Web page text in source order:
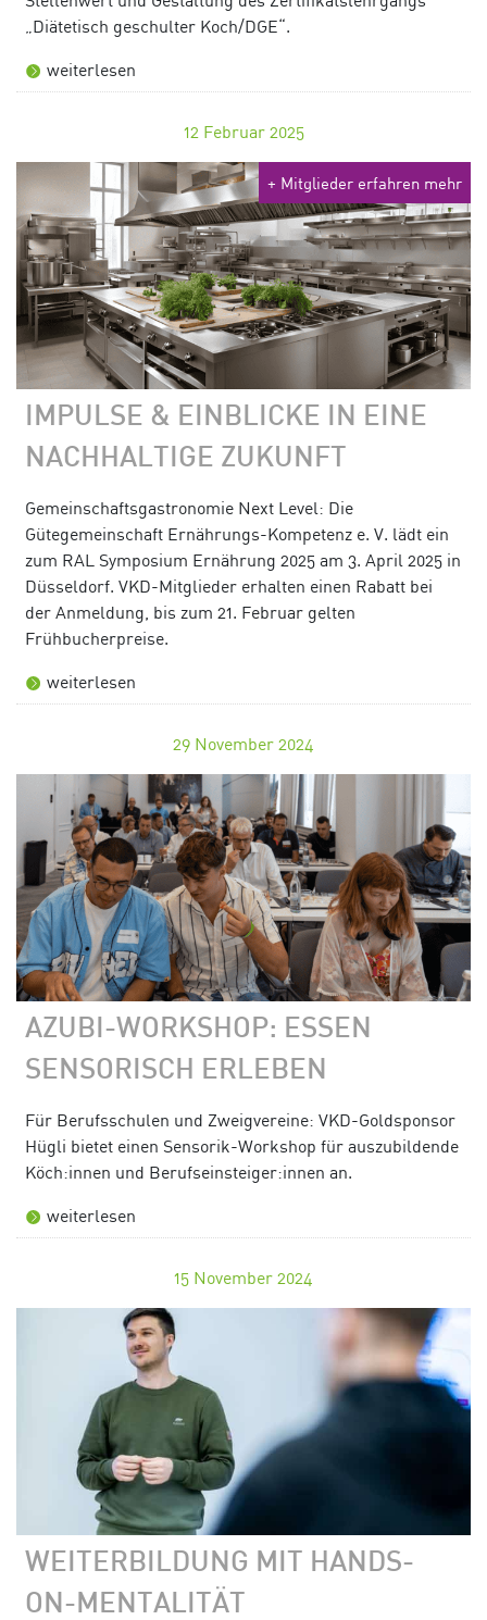
„Diätetisch geschulter Koch/DGE“.
weiterlesen
12 Februar 2025
+ Mitglieder erfahren mehr
IMPULSE & EINBLICKE IN EINE
NACHHALTIGE ZUKUNFT
Gemeinschaftsgastronomie Next Level: Die
Gütegemeinschaft Ernährungs-Kompetenz e. V. lädt ein
zum RAL Symposium Ernährung 2025 am 3. April 2025 in
Düsseldorf. VKD-Mitglieder erhalten einen Rabatt bei
der Anmeldung, bis zum 21. Februar gelten
Frühbucherpreise.
weiterlesen
29 November 2024
AZUBI-WORKSHOP: ESSEN
SENSORISCH ERLEBEN
Für Berufsschulen und Zweigvereine: VKD-Goldsponsor
Hügli bietet einen Sensorik-Workshop für auszubildende
Köch:innen und Berufseinsteiger:innen an.
weiterlesen
15 November 2024
WEITERBILDUNG MIT HANDS-
ON-MENTALITÄT